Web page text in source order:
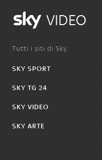
VIDEO
Tutti i siti di Sky:
SKY SPORT
SKY TG 24
SKY VIDEO
SKY ARTE